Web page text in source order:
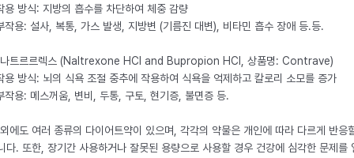
용 방식: 지방의 흡수를 차단하여 체중 감량
작용: 설사, 복통, 가스 발생, 지방변 (기름진 대변), 비타민 흡수 장애 등.등.
트르르렉스 (Naltrexone HCl and Bupropion HCl, 상품명: Contrave)
용 방식: 뇌의 식욕 조절 중추에 작용하여 식욕을 억제하고 칼로리 소모를 증가
작용: 메스꺼움, 변비, 두통, 구토, 현기증, 불면증 등.
에도 여러 종류의 다이어트약이 있으며, 각각의 약물은 개인에 따라 다르게 반응
다. 또한, 장기간 사용하거나 잘못된 용량으로 사용할 경우 건강에 심각한 문제를